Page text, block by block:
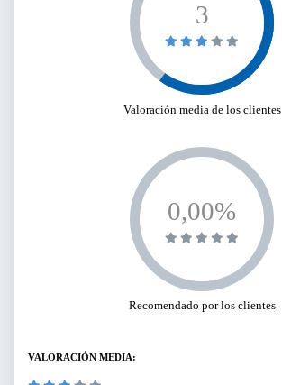
3
Valoración media de los clientes
0,00%
Recomendado por los clientes
VALORACIÓN MEDIA: